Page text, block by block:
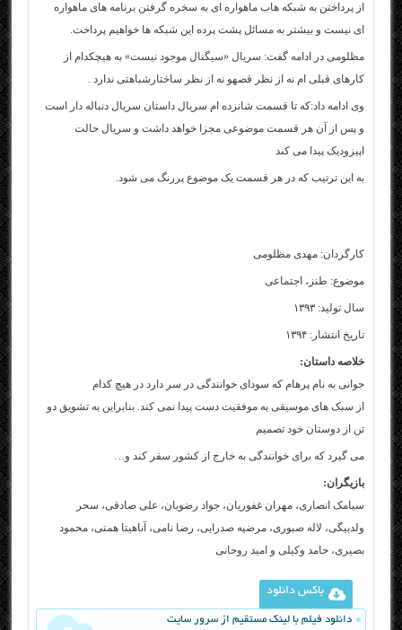
از پرداختن به شبکه هاب ماهواره ای به سخره گرفتن برنامه های ماهواره
ای نیست و بیشتر به مسائل پشت پرده این شبکه ها خواهیم پرداخت.
مظلومی در ادامه گفت: سریال «سیگنال موجود نیست» به هیچکدام از
کارهای قبلی ام نه از نظر قصهو نه از نظر ساختارشباهتی ندارد .
وی ادامه داد:که تا قسمت شانزده ام سریال داستان سریال دنباله دار است
و پس از آن هر قسمت موضوعی مجزا خواهد داشت و سریال حالت
اپیزودیک پیدا می کند
به این ترتیب که در هر قسمت یک موضوع پررنگ می شود.
کارگردان: مهدی مظلومی
موضوع: طنز، اجتماعی
سال تولید: ۱۳۹۳
تاریخ انتشار: ۱۳۹۴
خلاصه داستان:
جوانی به نام پرهام که سودای خوانندگی در سر دارد در هیچ کدام
از سبک های موسیقی به موفقیت دست پیدا نمی کند. بنابراین به تشویق دو
تن از دوستان خود تصمیم
می گیرد که برای خوانندگی به خارج از کشور سفر کند و…
بازیگران:
سیامک انصاری، مهران غفوریان، جواد رضویان، علی صادقی، سحر
ولدبیگی، لاله صبوری، مرضیه صدرایی، رضا نامی، آناهیتا همتی، محمود
بصیری، حامد وکیلى و امید روحانى
باکس دانلود
دانلود فیلم با لینک مستقیم از سرور سایت